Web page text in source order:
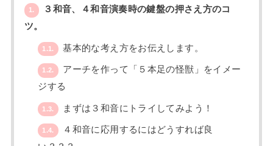
1.
３和音、４和音演奏時の鍵盤の押さえ方のコ
ツ。
1.1. 基本的な考え方をお伝えします。
1.2.
アーチを作って「５本足の怪獣」をイメー
ジする
1.3. まずは３和音にトライしてみよう！
1.4.
４和音に応用するにはどうすれば良